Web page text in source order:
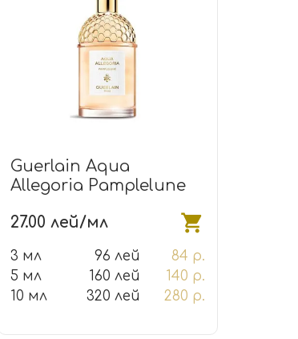
Guerlain Aqua
Allegoria Pamplelune
27.00 лей/мл
3 мл 96 лей
84 р.
5 мл
160 лей
140 р.
10 мл
320 лей 280 р.